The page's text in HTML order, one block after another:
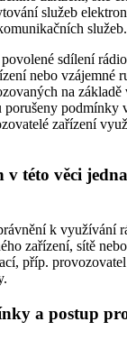
služeb
služeb.
sdílení
nebo vzájemné
na základě
porušeny podmínky
zařízení
této věci
k využívání
zařízení, sítě
příp. provozovatel
a postup